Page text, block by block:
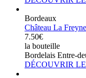
Bordeaux
Château La
7.50€
la bouteille
Bordelais Entre-
DÉCOUVRIR